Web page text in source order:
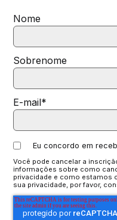
Nome
Sobrenome
E-mail*
Eu concordo em
Você pode cancelar a
informações sobre como
privacidade e como estamos
sua privacidade, por favor,